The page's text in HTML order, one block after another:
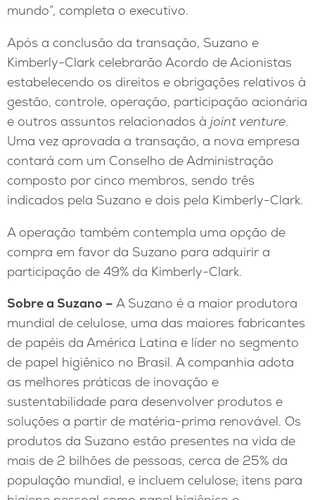
mundo”, completa o executivo.
Após a conclusão da transação, Suzano e
Kimberly-Clark celebrarão Acordo de Acionistas
estabelecendo os direitos e obrigações relativos à
gestão, controle, operação, participação acionária
e outros assuntos relacionados à joint venture.
Uma vez aprovada a transação, a nova empresa
contará com um Conselho de Administração
composto por cinco membros, sendo três
indicados pela Suzano e dois pela Kimberly-Clark.
A operação também contempla uma opção de
compra em favor da Suzano para adquirir a
participação de 49% da Kimberly-Clark.
Sobre a Suzano – A Suzano é a maior produtora
mundial de celulose, uma das maiores fabricantes
de papéis da América Latina e líder no segmento
de papel higiênico no Brasil. A companhia adota
as melhores práticas de inovação e
sustentabilidade para desenvolver produtos e
soluções a partir de matéria-prima renovável. Os
produtos da Suzano estão presentes na vida de
mais de 2 bilhões de pessoas, cerca de 25% da
população mundial, e incluem celulose; itens para